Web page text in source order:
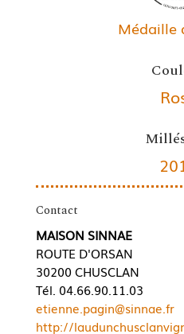
Médaille
Contact
MAISON SINNAE
ROUTE D'ORSAN
30200 CHUSCLAN
Tél. 04.66.90.11.03
etienne.pagin@sinnae.fr
http://